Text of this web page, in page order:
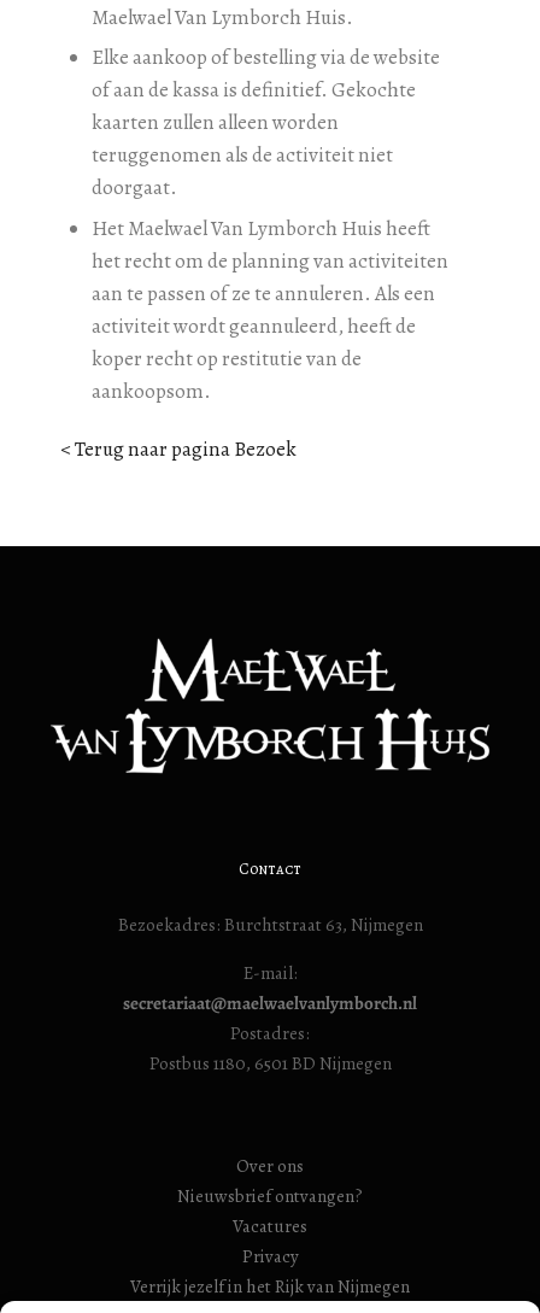
Maelwael Van Lymborch Huis.
Elke aankoop of bestelling via de website
of aan de kassa is definitief. Gekochte
kaarten zullen alleen worden
teruggenomen als de activiteit niet
doorgaat.
Het Maelwael Van Lymborch Huis heeft
het recht om de planning van activiteiten
aan te passen of ze te annuleren. Als een
activiteit wordt geannuleerd, heeft de
koper recht op restitutie van de
aankoopsom.
< Terug naar pagina Bezoek
Contact
Bezoekadres: Burchtstraat 63, Nijmegen
E-mail:
secretariaat@maelwaelvanlymborch.nl
Postadres:
Postbus 1180, 6501 BD Nijmegen
Over ons
Nieuwsbrief ontvangen?
Vacatures
Privacy
Verrijk jezelf in het Rijk van Nijmegen